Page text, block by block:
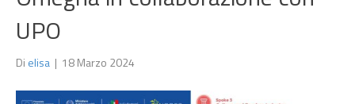
UPO
Di elisa | 18 Marzo 2024